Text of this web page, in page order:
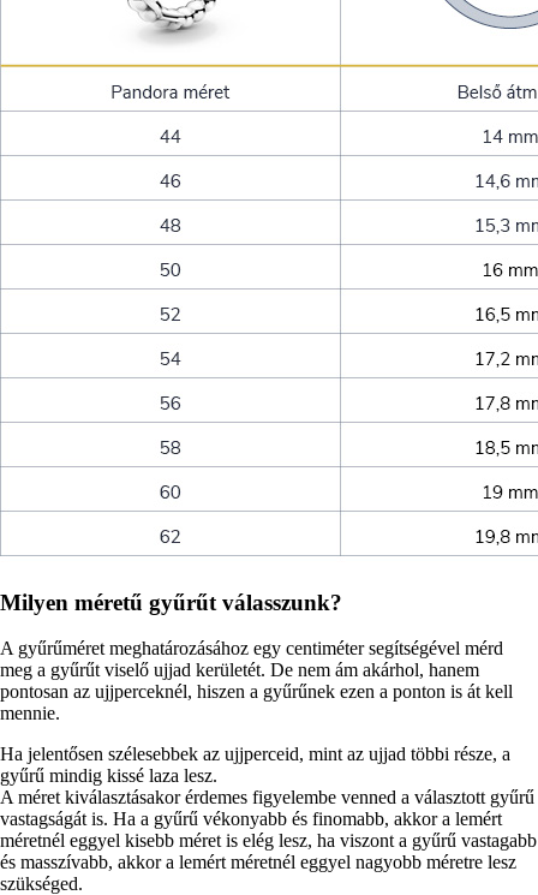
Milyen méretű gyűrűt válasszunk?
A gyűrűméret meghatározásához egy centiméter segítségével mérd
meg a gyűrűt viselő ujjad kerületét. De nem ám akárhol, hanem
pontosan az ujjperceknél, hiszen a gyűrűnek ezen a ponton is át kell
mennie.
Ha jelentősen szélesebbek az ujjperceid, mint az ujjad többi része, a
gyűrű mindig kissé laza lesz.
A méret kiválasztásakor érdemes figyelembe venned a választott gyűrű
vastagságát is. Ha a gyűrű vékonyabb és finomabb, akkor a lemért
méretnél eggyel kisebb méret is elég lesz, ha viszont a gyűrű vastagabb
és masszívabb, akkor a lemért méretnél eggyel nagyobb méretre lesz
szükséged.